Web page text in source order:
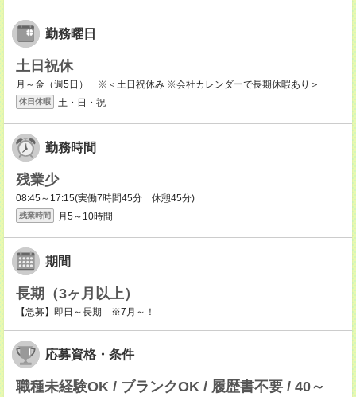
勤務曜日
土日祝休
月～金（週5日） ※＜土日祝休み ※会社カレンダーで長期休暇あり＞
休日休暇 土・日・祝
勤務時間
残業少
08:45～17:15(実働7時間45分 休憩45分)
残業時間 月5～10時間
期間
長期（3ヶ月以上）
【急募】即日～長期 ※7月～！
応募資格・条件
職種未経験OK / ブランクOK / 履歴書不要 / 40～